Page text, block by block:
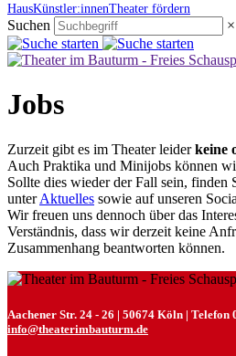
HausKünstler:innenTheater fördern
Suchen ×
Jobs
Zurzeit gibt es im Theater leiderkeine
Auch Praktika und Minijobs können
Sollte dies wieder der Fall sein, finden
unterAktuelles sowie auf unseren
Wir freuen uns dennoch über das
Verständnis, dass wir derzeit keine
Zusammenhang beantworten können.
Aachener Str. 24 - 26 | 50674 Köln | Telefon
info@theaterimbauturm.de